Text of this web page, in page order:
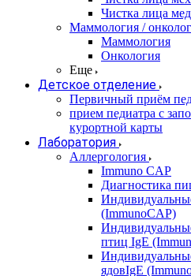
Чистка лица
Маммология /
Маммология
Онкология
Еще
Детское отделение
Первичный приём
прием педиатра с
курортной карты
Лаборатория
Аллергология
Immuno CAP
Диагностика
(ImmunoCAP)
птиц IgE
ядовIgE